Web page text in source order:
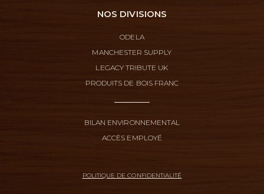
NOS DIVISIONS
ODELA
MANCHESTER SUPPLY
LEGACY TRIBUTE UK
PRODUITS DE BOIS FRANC
BILAN ENVIRONNEMENTAL
ACCÈS EMPLOYÉ
POLITIQUE DE CONFIDENTIALITÉ